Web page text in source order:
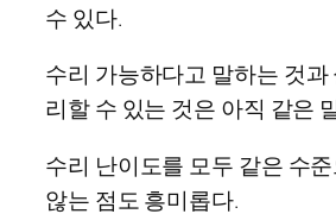
수 있다.
수리 가능하다고 말하는 것과
리할 수 있는 것은 아직 같은
수리 난이도를 모두 같은 수
않는 점도 흥미롭다.